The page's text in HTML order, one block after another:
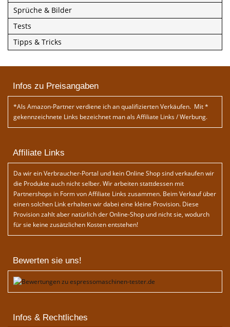
Sprüche & Bilder
Tests
Tipps & Tricks
Infos zu Preisangaben
*Als Amazon-Partner verdiene ich an qualifizierten Verkäufen. Mit *
gekennzeichnete Links bezeichnet man als Affiliate Links / Werbung.
Affiliate Links
Da wir ein Verbraucher-Portal und kein Online Shop sind verkaufen wir
die Produkte auch nicht selber. Wir arbeiten stattdessen mit
Partnershops in Form von Affiliate Links zusammen. Beim Verkauf über
einen solchen Link erhalten wir dabei eine kleine Provision. Diese
Provision zahlt aber natürlich der Online-Shop und nicht sie, wodurch
für sie keine zusätzlichen Kosten entstehen!
Bewerten sie uns!
Infos & Rechtliches